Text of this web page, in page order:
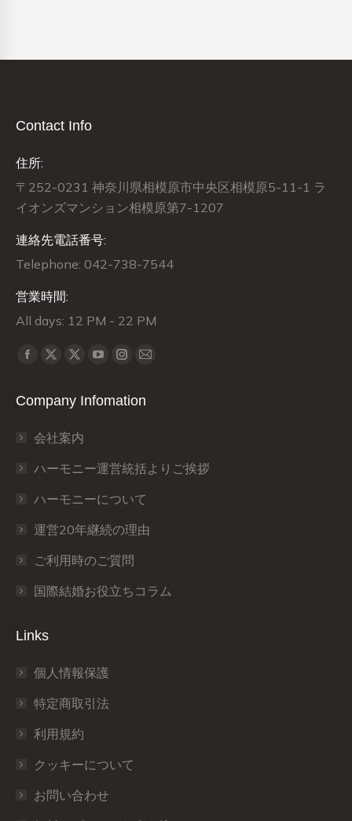
Contact Info
住所:
〒252-0231 神奈川県相模原市中央区相模原5-11-1 ラ
イオンズマンション相模原第7-1207
連絡先電話番号:
Telephone: 042-738-7544
営業時間:
All days: 12 PM - 22 PM
Find us on:
Facebook
opens
new
window
X
opens
new
window
X
opens
new
window
YouTube
opens
window
Instagram
opens
window
Mail
opens
window
Company Infomation
会社案内
ハーモニー運営統括よりご挨拶
ハーモニーについて
運営20年継続の理由
ご利用時のご質問
国際結婚お役立ちコラム
Links
個人情報保護
特定商取引法
利用規約
クッキーについて
お問い合わせ